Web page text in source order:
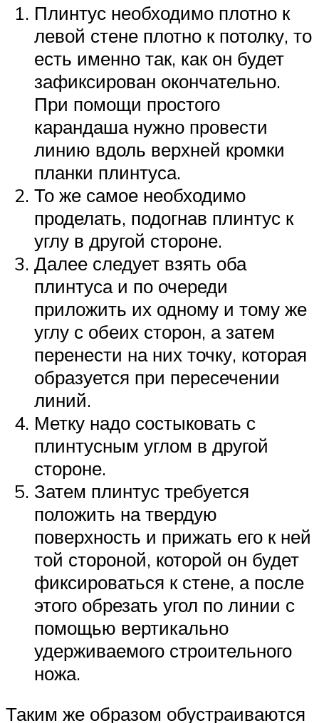
Плинтус необходимо плотно к
левой стене плотно к потолку, то
есть именно так, как он будет
зафиксирован окончательно.
При помощи простого
карандаша нужно провести
линию вдоль верхней кромки
планки плинтуса.
То же самое необходимо
проделать, подогнав плинтус к
углу в другой стороне.
Далее следует взять оба
плинтуса и по очереди
приложить их одному и тому же
углу с обеих сторон, а затем
перенести на них точку, которая
образуется при пересечении
линий.
Метку надо состыковать с
плинтусным углом в другой
стороне.
Затем плинтус требуется
положить на твердую
поверхность и прижать его к ней
той стороной, которой он будет
фиксироваться к стене, а после
этого обрезать угол по линии с
помощью вертикально
удерживаемого строительного
ножа.
Таким же образом обустраиваются